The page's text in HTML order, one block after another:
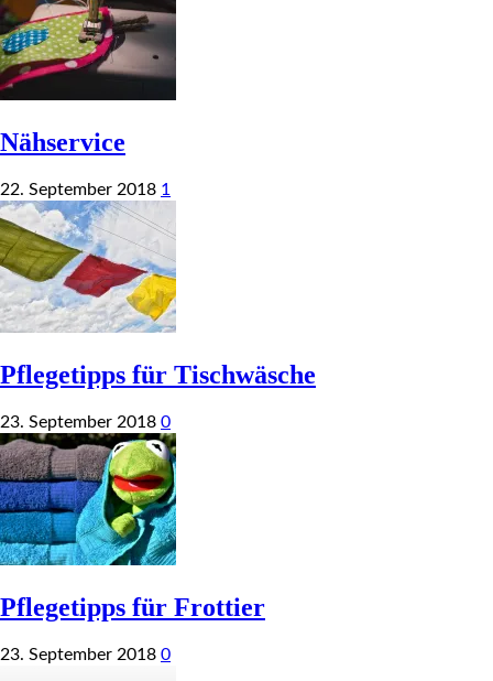
Nähservice
22. September 2018 1
Pflegetipps für Tischwäsche
23. September 2018 0
Pflegetipps für Frottier
23. September 2018 0